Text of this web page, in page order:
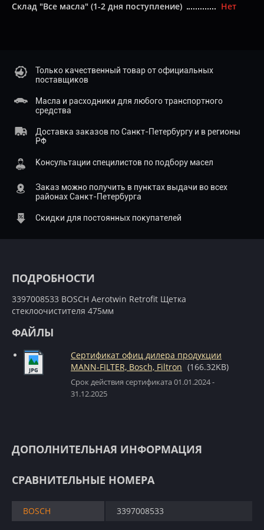
Склад "Все масла" (1-2 дня поступление)
Нет
Только качественный товар от официальных
поставщиков
Масла и расходники для любого транспортного
средства
Доставка заказов по Санкт-Петербургу и в регионы
РФ
Консультации специлистов по подбору масел
Заказ можно получить в пунктах выдачи во всех
районах Санкт-Петербурга
Скидки для постоянных покупателей
ПОДРОБНОСТИ
3397008533 BOSCH Aerotwin Retrofit Щетка
стеклоочистителя 475мм
ФАЙЛЫ
Сертификат офиц дилера продукции
MANN-FILTER, Bosch, Filtron (166.32KB)
Срок действия сертификата 01.01.2024 -
31.12.2025
ДОПОЛНИТЕЛЬНАЯ ИНФОРМАЦИЯ
СРАВНИТЕЛЬНЫЕ НОМЕРА
BOSCH 3397008533